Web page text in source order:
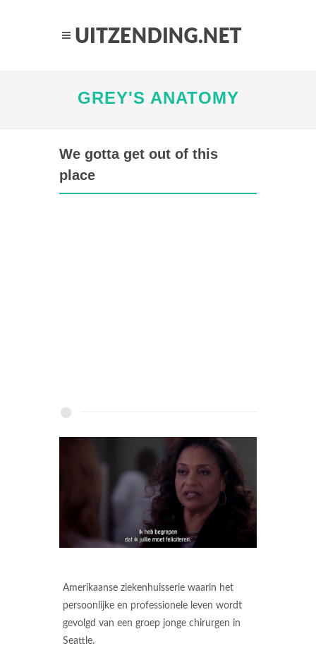
GREY'S ANATOMY
We gotta get out of this
place
Amerikaanse ziekenhuisserie waarin het
persoonlijke en professionele leven wordt
gevolgd van een groep jonge chirurgen in
Seattle.